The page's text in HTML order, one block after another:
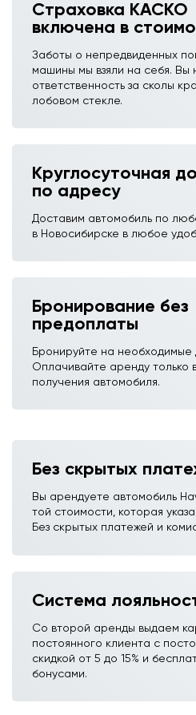
Страховка КАСКО
включена в
Заботы о непредвиденных
машины мы взяли на себя. Вы
ответственность за сколы
лобовом стекле.
Круглосуточная
по адресу
Доставим автомобиль по
в Новосибирске в любое
Бронирование без
предоплаты
Бронируйте на необходимые
Оплачивайте аренду только
получения автомобиля.
Без скрытых
Вы арендуете автомобиль Haval Jolionㅤ
той стоимости, которая
Без скрытых платежей и
Система
Со второй аренды выдаем
постоянного клиента с
скидкой от 5 до 15% и
бонусами.